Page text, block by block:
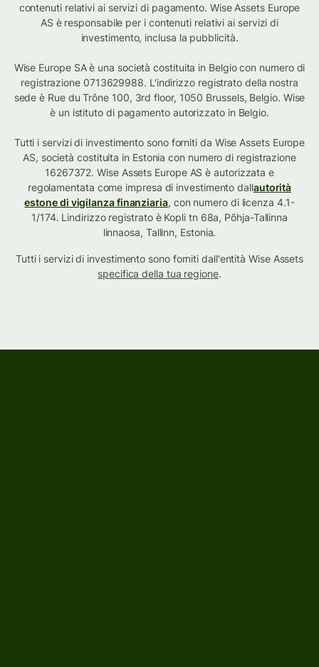
contenuti relativi ai servizi di pagamento. Wise Assets Europe
AS è responsabile per i contenuti relativi ai servizi di
investimento, inclusa la pubblicità.
Wise Europe SA è una società costituita in Belgio con numero di
registrazione 0713629988. L'indirizzo registrato della nostra
sede è Rue du Trône 100, 3rd floor, 1050 Brussels, Belgio. Wise
è un istituto di pagamento autorizzato in Belgio.
Tutti i servizi di investimento sono forniti da Wise Assets Europe
AS, società costituita in Estonia con numero di registrazione
16267372. Wise Assets Europe AS è autorizzata e
regolamentata come impresa di investimento dallautorità
estone di vigilanza finanziaria, con numero di licenza 4.1-
1/174. Lindirizzo registrato è Kopli tn 68a, Põhja-Tallinna
linnaosa, Tallinn, Estonia.
Tutti i servizi di investimento sono forniti dall'entità Wise Assets
specifica della tua regione.